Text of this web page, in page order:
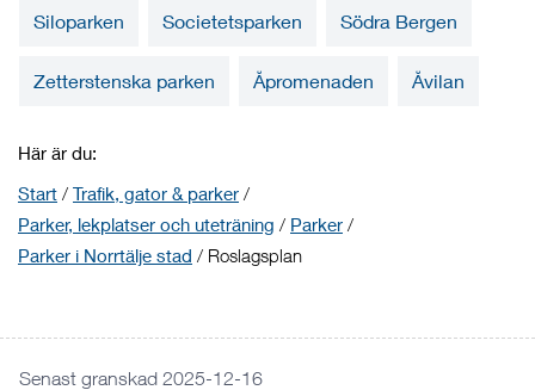
Siloparken Societetsparken Södra Bergen
Zetterstenska parken Åpromenaden Åvilan
Här är du:
Start / Trafik, gator & parker /
Parker, lekplatser och uteträning / Parker /
Parker i Norrtälje stad / Roslagsplan
Senast granskad 2025-12-16